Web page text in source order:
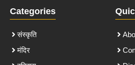
Categories
संस्कृति
मंदिर